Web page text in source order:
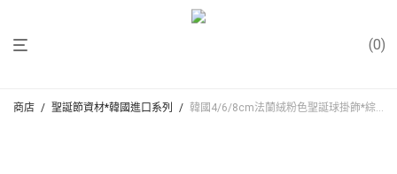
0
商店 / 聖誕節資材*韓國進口系列 / 韓國4/6/8cm法蘭絨粉色聖誕球掛飾*綜合12入